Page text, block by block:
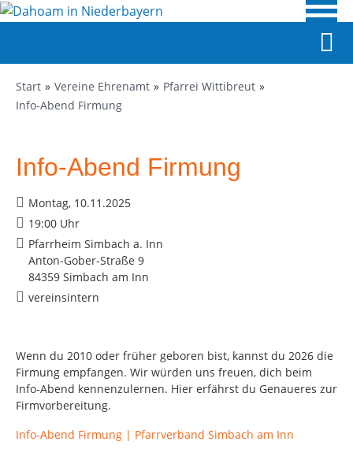
Start Vereine Ehrenamt
Pfarrei Wittibreut
Info-Abend Firmung
Info-Abend Firmung
Montag, 10.11.2025
19:00 Uhr
Pfarrheim Simbach a. Inn
Anton-Gober-Straße 9
84359 Simbach am Inn
vereinsintern
Wenn du 2010 oder frü­her gebo­ren bist, kannst du 2026 die
Fir­mung emp­fan­gen. Wir wür­den uns freu­en, dich beim
Info-Abend ken­nen­zu­ler­nen. Hier erfährst du Genaue­res zur
Firmvorbereitung.
Info-Abend Firmung | Pfarrverband Simbach am Inn